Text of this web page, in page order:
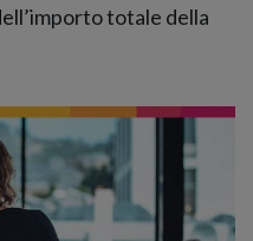
totale della